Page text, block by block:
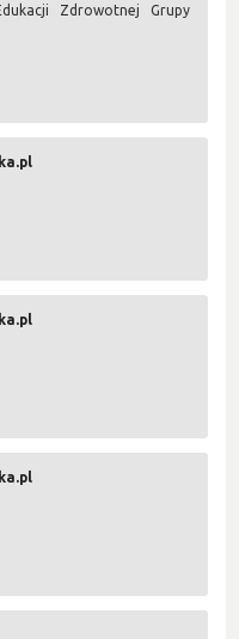
Zdrowotnej Grupy